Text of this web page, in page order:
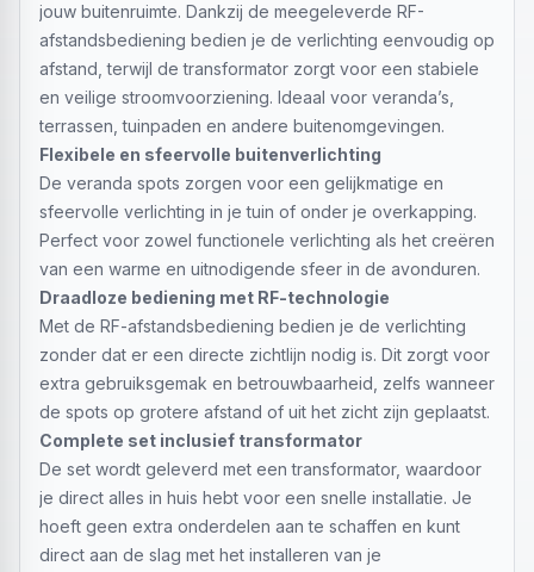
jouw buitenruimte. Dankzij de meegeleverde RF-
afstandsbediening bedien je de verlichting eenvoudig op
afstand, terwijl de transformator zorgt voor een stabiele
en veilige stroomvoorziening. Ideaal voor veranda’s,
terrassen, tuinpaden en andere buitenomgevingen.
Flexibele en sfeervolle buitenverlichting
De veranda spots zorgen voor een gelijkmatige en
sfeervolle verlichting in je tuin of onder je overkapping.
Perfect voor zowel functionele verlichting als het creëren
van een warme en uitnodigende sfeer in de avonduren.
Draadloze bediening met RF-technologie
Met de RF-afstandsbediening bedien je de verlichting
zonder dat er een directe zichtlijn nodig is. Dit zorgt voor
extra gebruiksgemak en betrouwbaarheid, zelfs wanneer
de spots op grotere afstand of uit het zicht zijn geplaatst.
Complete set inclusief transformator
De set wordt geleverd met een transformator, waardoor
je direct alles in huis hebt voor een snelle installatie. Je
hoeft geen extra onderdelen aan te schaffen en kunt
direct aan de slag met het installeren van je